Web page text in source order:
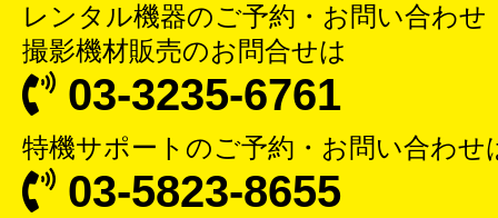
レンタル機器のご予約・お問い合わせ
撮影機材販売のお問合せは
03-3235-6761
特機サポート のご予約・お問い合わせ
03-5823-8655